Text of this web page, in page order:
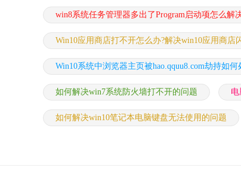
win8系统任务管理器多出了Program启动项怎么解
Win10应用商店打不开怎么办?解决win10应用商店
Win10系统中浏览器主页被hao.qquu8.com劫持如何
如何解决win7系统防火墙打不开的问题
如何解决win10笔记本电脑键盘无法使用的问题